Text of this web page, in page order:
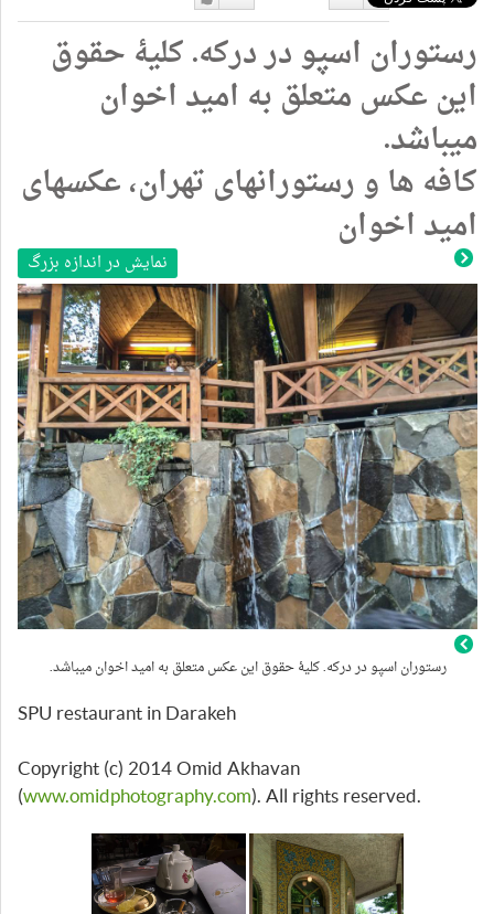
دوست
دارم
دوست
نداشتن
رستوران اسپو در درکه. کلیۀ حقوق
این عکس متعلق به امید اخوان
میباشد.
کافه ها و رستورانهای تهران، عکسهای
امید اخوان
نمایش در اندازه بزرگ
رستوران اسپو در درکه. کلیۀ حقوق این عکس متعلق به امید اخوان میباشد.
SPU restaurant in Darakeh
Copyright (c) 2014 Omid Akhavan
(www.omidphotography.com). All rights reserved.